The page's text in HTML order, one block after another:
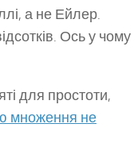
а не Ейлер.
Ось у чому
для простоти,
множення не